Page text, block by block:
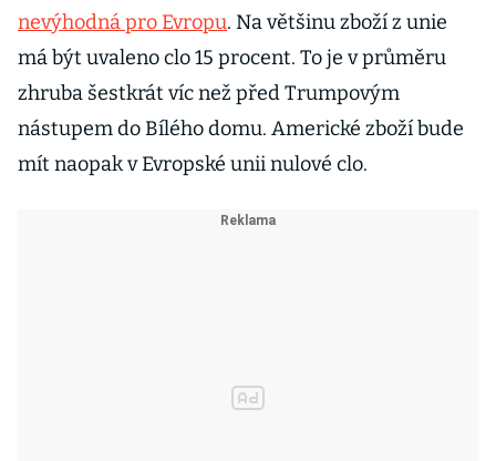
nevýhodná pro Evropu. Na většinu zboží z unie
má být uvaleno clo 15 procent. To je v průměru
zhruba šestkrát víc než před Trumpovým
nástupem do Bílého domu. Americké zboží bude
mít naopak v Evropské unii nulové clo.